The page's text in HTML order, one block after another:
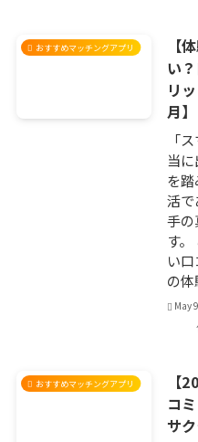
おすすめマッチングアプリ
【
い
リ
月】
「
当
を
活で
手の
す
い
の体
May
おすすめマッチングアプリ
【
コ
サ